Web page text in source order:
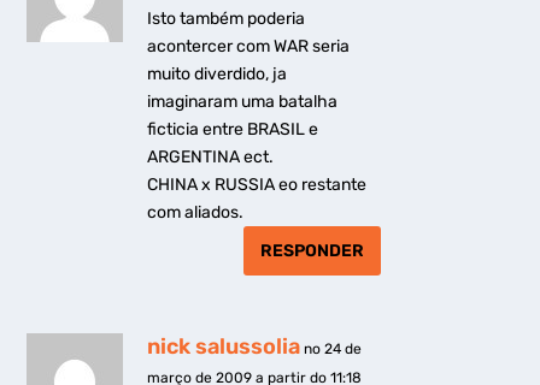
Isto também poderia
acontercer com WAR seria
muito diverdido, ja
imaginaram uma batalha
ficticia entre BRASIL e
ARGENTINA ect.
CHINA x RUSSIA eo restante
com aliados.
RESPONDER
nick salussolia no 24 de
março de 2009 a partir do 11:18